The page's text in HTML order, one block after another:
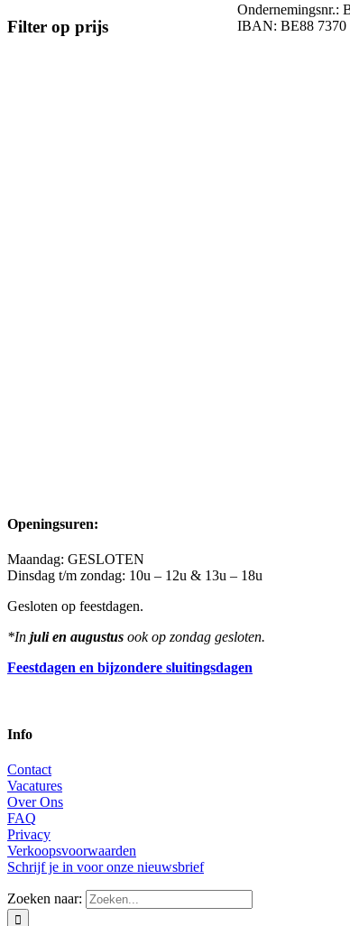
Filter op prijs
Ondernemingsnr.:
IBAN: BE88 7370
Openingsuren:
Maandag: GESLOTEN
Dinsdag t/m zondag: 10u – 12u & 13u – 18u
Gesloten op feestdagen.
*In juli en augustus ook op zondag gesloten.
Feestdagen en bijzondere sluitingsdagen
Info
Contact
Vacatures
Over Ons
FAQ
Privacy
Verkoopsvoorwaarden
Schrijf je in voor onze nieuwsbrief
Zoeken naar: